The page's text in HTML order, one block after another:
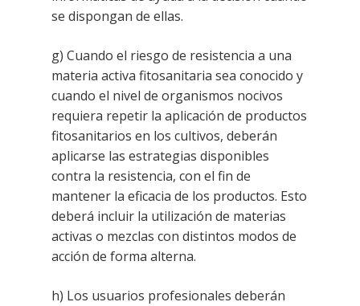
se dispongan de ellas.
g) Cuando el riesgo de resistencia a una
materia activa fitosanitaria sea conocido y
cuando el nivel de organismos nocivos
requiera repetir la aplicación de productos
fitosanitarios en los cultivos, deberán
aplicarse las estrategias disponibles
contra la resistencia, con el fin de
mantener la eficacia de los productos. Esto
deberá incluir la utilización de materias
activas o mezclas con distintos modos de
acción de forma alterna.
h) Los usuarios profesionales deberán
INICIO
NOSOTROS
Historia
105º Aniversario
Medalla de oro
PRODUCTOS Y
PRODUCTOS
Plátano de Canarias
Aguacate
PRODUCTOS
Servicios Socios/as
RSC
BLOG
MARCAS